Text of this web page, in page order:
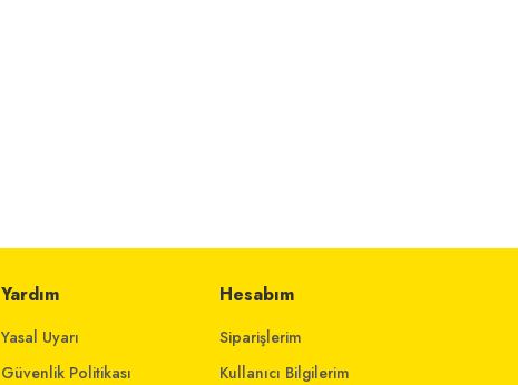
Yardım
Yasal Uyarı
Güvenlik Politikası
Hesabım
Siparişlerim
Kullanıcı Bilgilerim